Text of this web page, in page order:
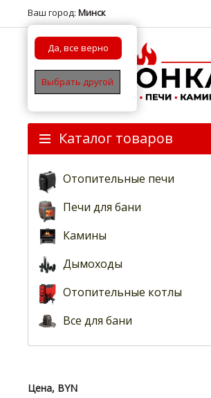
Ваш город: Минск
Да, все верно
Выбрать другой
Каталог товаров
Отопительные печи
Печи для бани
Камины
Дымоходы
Отопительные котлы
Все для бани
Цена, BYN